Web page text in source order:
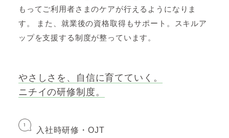
エントリーはこちら
もってご利用者さまのケアが行えるようになりま
す。
また、就業後の資格取得もサポート。スキルア
ップを支援する制度が整っています。
やさしさを、自信に育てていく。
ニチイの研修制度。
入社時研修・OJT